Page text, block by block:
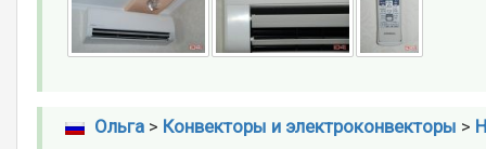
Ольга> Конвекторы и электроконвекторы >